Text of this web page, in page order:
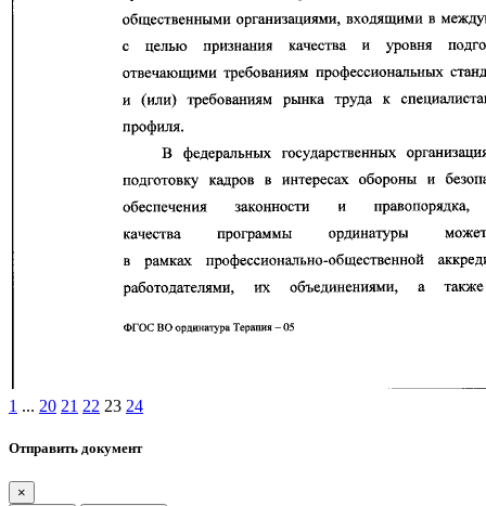
1 ... 20 21 22 23 24
Отправить документ
×